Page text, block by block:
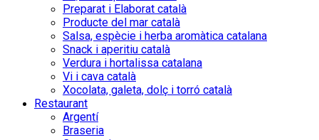
Preparat i Elaborat català
Producte del mar català
Salsa, espècie i herba aromàtica catalana
Snack i aperitiu català
Verdura i hortalissa catalana
Vi i cava català
Xocolata, galeta, dolç i torró català
Restaurant
Argentí
Braseria